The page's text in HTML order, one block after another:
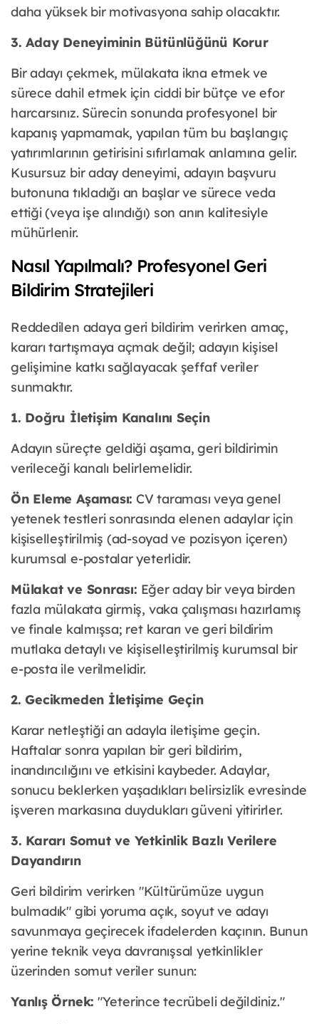
daha yüksek bir motivasyona sahip olacaktır.
3. Aday Deneyiminin Bütünlüğünü Korur
Bir adayı çekmek, mülakata ikna etmek ve
sürece dahil etmek için ciddi bir bütçe ve efor
harcarsınız. Sürecin sonunda profesyonel bir
kapanış yapmamak, yapılan tüm bu başlangıç
yatırımlarının getirisini sıfırlamak anlamına gelir.
Kusursuz bir aday deneyimi, adayın başvuru
butonuna tıkladığı an başlar ve sürece veda
ettiği (veya işe alındığı) son anın kalitesiyle
mühürlenir.
Nasıl Yapılmalı? Profesyonel Geri
Bildirim Stratejileri
Reddedilen adaya geri bildirim verirken amaç,
kararı tartışmaya açmak değil; adayın kişisel
gelişimine katkı sağlayacak şeffaf veriler
sunmaktır.
1. Doğru İletişim Kanalını Seçin
Adayın süreçte geldiği aşama, geri bildirimin
verileceği kanalı belirlemelidir.
Ön Eleme Aşaması: CV taraması veya genel
yetenek testleri sonrasında elenen adaylar için
kişiselleştirilmiş (ad-soyad ve pozisyon içeren)
kurumsal e-postalar yeterlidir.
Mülakat ve Sonrası: Eğer aday bir veya birden
fazla mülakata girmiş, vaka çalışması hazırlamış
ve finale kalmışsa; ret kararı ve geri bildirim
mutlaka detaylı ve kişiselleştirilmiş kurumsal bir
e-posta ile verilmelidir.
2. Gecikmeden İletişime Geçin
Karar netleştiği an adayla iletişime geçin.
Haftalar sonra yapılan bir geri bildirim,
inandırıcılığını ve etkisini kaybeder. Adaylar,
sonucu beklerken yaşadıkları belirsizlik evresinde
işveren markasına duydukları güveni yitirirler.
3. Kararı Somut ve Yetkinlik Bazlı Verilere
Dayandırın
Geri bildirim verirken "Kültürümüze uygun
bulmadık" gibi yoruma açık, soyut ve adayı
savunmaya geçirecek ifadelerden kaçının. Bunun
yerine teknik veya davranışsal yetkinlikler
üzerinden somut veriler sunun:
Yanlış Örnek: "Yeterince tecrübeli değildiniz."